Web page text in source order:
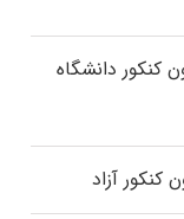
کنکور دانشگاه
کنکور آزاد